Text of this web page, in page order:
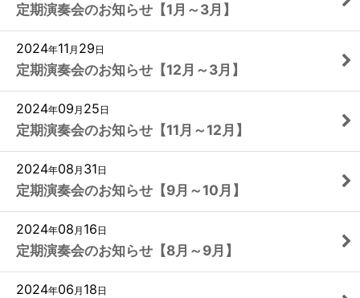
定期演奏会のお知らせ【1月～3月】
2024年11 月 29 日
定期演奏会のお知らせ【12月～3月】
2024年09 月 25 日
定期演奏会のお知らせ【11月～12月】
2024年08 月 31 日
定期演奏会のお知らせ【9月～10月】
2024年08 月 16 日
定期演奏会のお知らせ【8月～9月】
2024年06 月 18 日